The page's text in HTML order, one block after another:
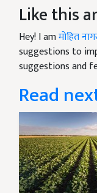
Like this
Hey! I amमोहित
suggestions to
suggestions and
Read